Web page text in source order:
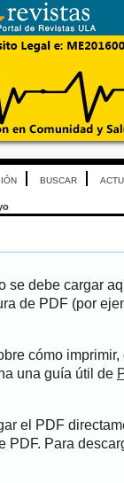
BUSCAR
se debe cargar
de PDF (por
cómo
una guía útil de
el PDF
PDF. Para